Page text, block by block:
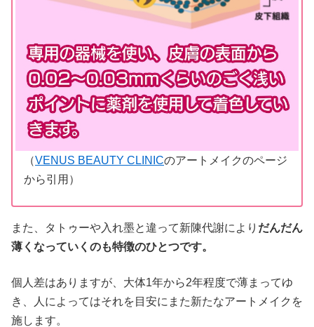
（VENUS BEAUTY CLINICのアートメイクのページ
から引用）
また、タトゥーや入れ墨と違って新陳代謝により だんだん
薄くなっていくのも特徴のひとつです。
個人差はありますが、大体1年から2年程度で薄まってゆ
き、人によってはそれを目安にまた新たなアートメイクを
施します。